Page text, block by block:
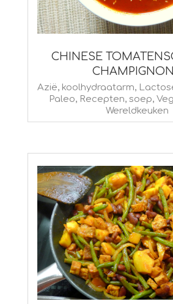
CHINESE
2014-
Azië, koolhydraatarm,
Paleo, Recepten, soep,
Wereldkeuken